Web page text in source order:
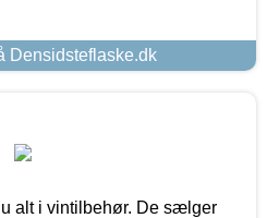
Densidsteflaske.dk
alt i vintilbehør. De sælger